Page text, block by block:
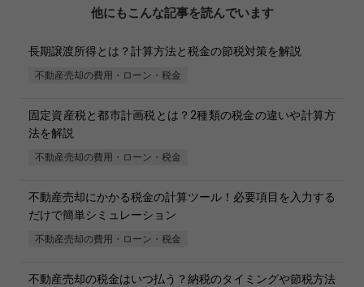
他にもこんな記事を読んでいます
長期譲渡所得とは？計算方法と税金の節税対策を解説
不動産売却の費用・ローン・税金
固定資産税と都市計画税とは？2種類の税金の違いや計算方
法を解説
不動産売却の費用・ローン・税金
不動産売却にかかる税金の計算ツール！必要項目を入力する
だけで簡単シミュレーション
不動産売却の費用・ローン・税金
不動産売却の税金はいつ払う？納税のタイミングや節税方法